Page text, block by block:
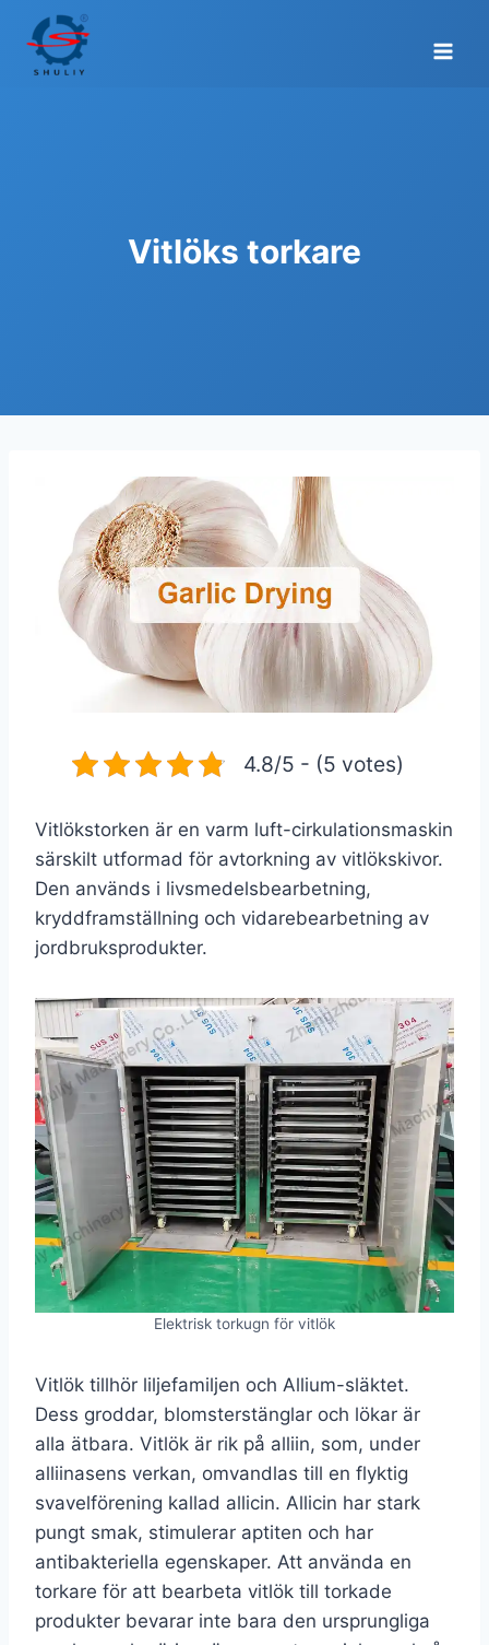
content
Vitlöks torkare
4.8/5 - (5 votes)
Vitlökstorken är en varm luft-cirkulationsmaskin
särskilt utformad för avtorkning av vitlökskivor.
Den används i livsmedelsbearbetning,
kryddframställning och vidarebearbetning av
jordbruksprodukter.
Elektrisk torkugn för vitlök
Vitlök tillhör liljefamiljen och Allium-släktet.
Dess groddar, blomsterstänglar och lökar är
alla ätbara. Vitlök är rik på alliin, som, under
alliinasens verkan, omvandlas till en flyktig
svavelförening kallad allicin. Allicin har stark
pungt smak, stimulerar aptiten och har
antibakteriella egenskaper. Att använda en
torkare för att bearbeta vitlök till torkade
produkter bevarar inte bara den ursprungliga